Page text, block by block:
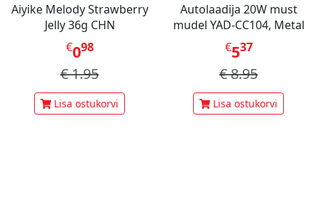
Aiyike Melody Strawberry
Jelly 36g CHN
€098
€1.95
Lisa ostukorvi
Autolaadija 20W must
mudel YAD-CC104, Metal
€537
€8.95
Lisa ostukorvi